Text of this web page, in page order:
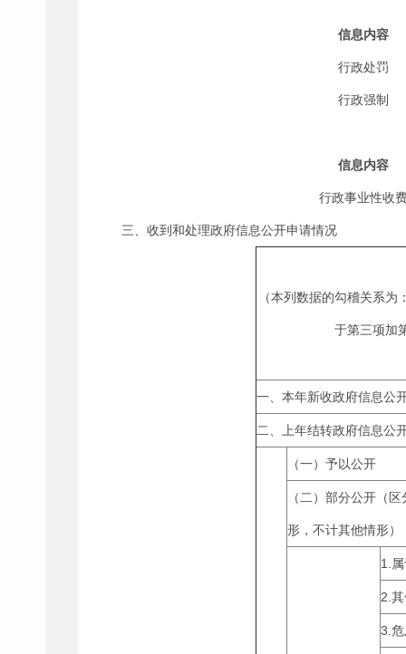
信息内容
行政处罚
行政强制
信息内容
行政事业性收
三、收到和处理政府信息公开申请情况
（本列数据的勾稽关系
于第三项加
一、本年新收政府信息公
二、上年结转政府信息公
（一）予以公开
（二）部分公开（
形，不计其他情形）
1.
2.
3.危